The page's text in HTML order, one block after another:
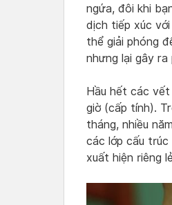
ngứa, đôi khi
dịch tiếp xúc
thể giải phóng
nhưng lại gây ra
Hầu hết các
giờ (cấp tính).
tháng, nhiều
các lớp cấu trúc
xuất hiện riêng